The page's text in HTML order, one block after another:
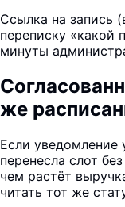
Ссылка на запись
переписку «какой
минуты
же
Если уведомление
перенесла слот
чем растёт
читать тот же